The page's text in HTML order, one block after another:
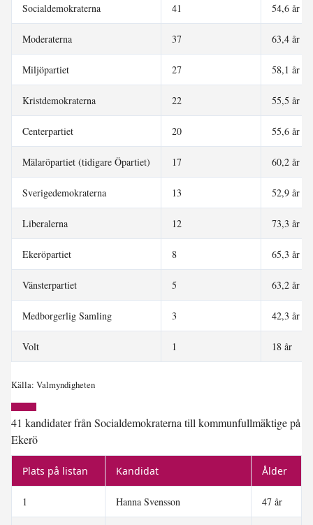
Socialdemokraterna 41 54,6 år
Moderaterna 37 63,4 år
Miljöpartiet 27 58,1 år
Kristdemokraterna 22 55,5 år
Centerpartiet 20 55,6 år
Mälaröpartiet (tidigare Öpartiet) 17 60,2 år
Sverigedemokraterna 13 52,9 år
Liberalerna 12 73,3 år
Ekeröpartiet 8 65,3 år
Vänsterpartiet 5 63,2 år
Medborgerlig Samling 3 42,3 år
Volt 1 18 år
Källa: Valmyndigheten
41 kandidater från Socialdemokraterna till kommunfullmäktige på
Ekerö
Plats på listan Kandidat Ålder
1 Hanna Svensson 47 år